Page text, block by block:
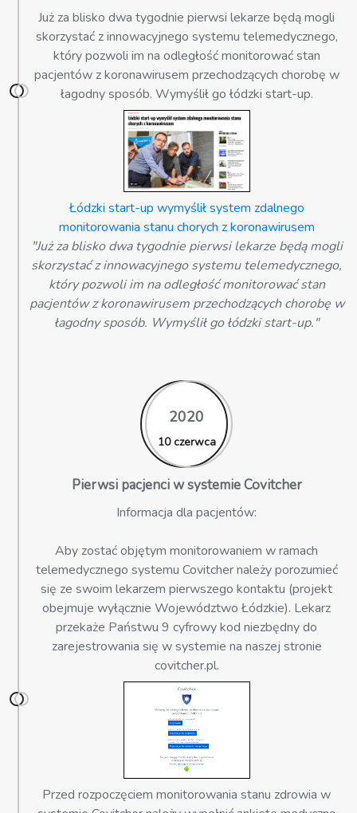
Już za blisko dwa tygodnie pierwsi lekarze będą mogli
skorzystać z innowacyjnego systemu telemedycznego,
który pozwoli im na odległość monitorować stan
pacjentów z koronawirusem przechodzących chorobę w
łagodny sposób. Wymyślił go łódzki start-up.
Łódzki start-up wymyślił system zdalnego
monitorowania stanu chorych z koronawirusem
"Już za blisko dwa tygodnie pierwsi lekarze będą mogli
skorzystać z innowacyjnego systemu telemedycznego,
który pozwoli im na odległość monitorować stan
pacjentów z koronawirusem przechodzących chorobę w
łagodny sposób. Wymyślił go łódzki start-up."
2020
10 czerwca
Pierwsi pacjenci w systemie Covitcher
Informacja dla pacjentów:
Aby zostać objętym monitorowaniem w ramach
telemedycznego systemu Covitcher należy porozumieć
się ze swoim lekarzem pierwszego kontaktu (projekt
obejmuje wyłącznie Województwo Łódzkie). Lekarz
przekaże Państwu 9 cyfrowy kod niezbędny do
zarejestrowania się w systemie na naszej stronie
covitcher.pl.
Przed rozpoczęciem monitorowania stanu zdrowia w